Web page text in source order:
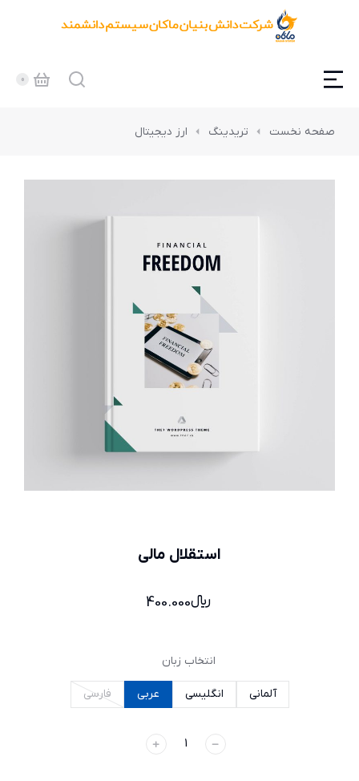
مکان شما:
صفحه نخست تریدینگ ارز دیجیتال
استقلال مالی
﷼400.000
انتخاب زبان
آلمانی انگلیسی عربی فارسی
﹣
﹢